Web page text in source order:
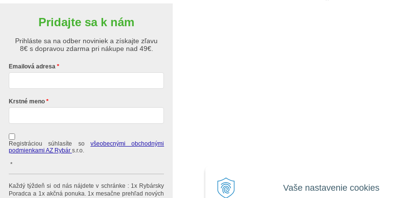
Vaše nastavenie cookies
Pridajte sa k nám
Prihláste sa na odber noviniek a získajte zľavu
8€ s dopravou zdarma pri nákupe nad 49€.
Emailová adresa
Krstné meno
Registráciou súhlasíte so všeobecnými obchodnými
podmienkami AZ Rybár s.r.o.
*
Každý týždeň si od nás nájdete v schránke : 1x Rybársky
Poradca a 1x akčná ponuka. 1x mesačne prehľad nových